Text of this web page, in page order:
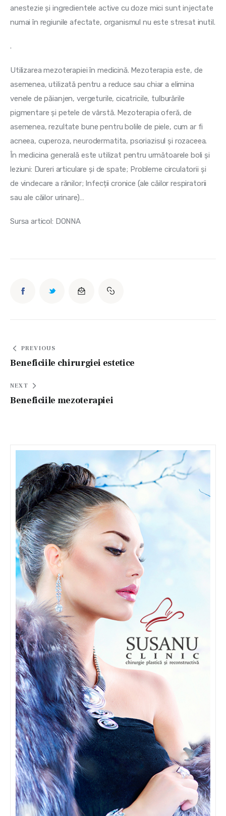
anestezie și ingredientele active cu doze mici sunt injectate
numai în regiunile afectate, organismul nu este stresat inutil.
.
Utilizarea mezoterapiei în medicină. Mezoterapia este, de
asemenea, utilizată pentru a reduce sau chiar a elimina
venele de păianjen, vergeturile, cicatricile, tulburările
pigmentare și petele de vârstă. Mezoterapia oferă, de
asemenea, rezultate bune pentru bolile de piele, cum ar fi
acneea, cuperoza, neurodermatita, psoriazisul și rozaceea.
În medicina generală este utilizat pentru următoarele boli și
leziuni: Dureri articulare și de spate; Probleme circulatorii și
de vindecare a rănilor; Infecții cronice (ale căilor respiratorii
sau ale căilor urinare)…
Sursa articol: DONNA
Navigare
în
articole
PREVIOUS
Beneficiile chirurgiei estetice
NEXT
Beneficiile mezoterapiei